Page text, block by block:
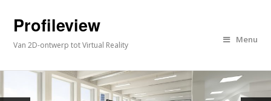
Profileview
Van 2D-ontwerp tot Virtual Reality
Menu